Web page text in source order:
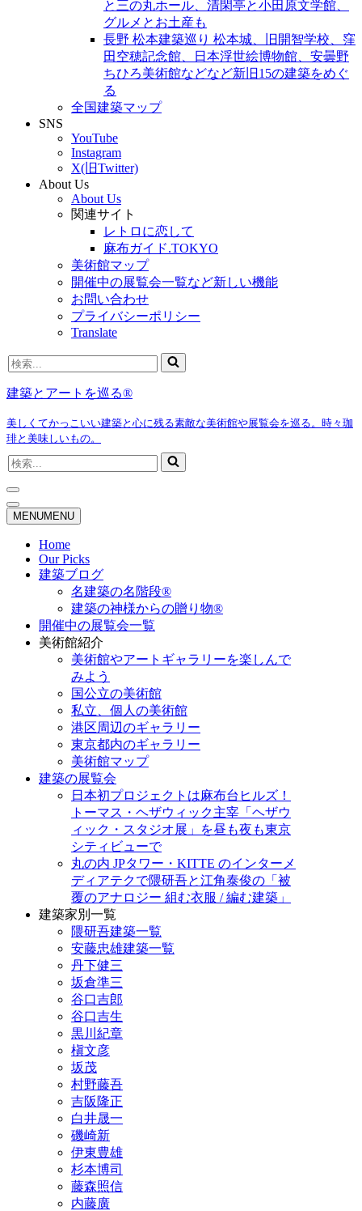
と三の丸ホール、清閑亭と小田原文学館、
グルメとお土産も
長野 松本建築巡り 松本城、旧開智学校、窪
田空穂記念館、日本浮世絵博物館、安曇野
ちひろ美術館などなど新旧15の建築をめぐ
る
全国建築マップ
SNS
YouTube
Instagram
X(旧Twitter)
About Us
About Us
関連サイト
レトロに恋して
麻布ガイド.TOKYO
美術館マップ
開催中の展覧会一覧など新しい機能
お問い合わせ
プライバシーポリシー
Translate
検
索...
建築とアートを巡る®
美しくてかっこいい建築と心に残る素敵な美術館や展覧会を巡る。時々珈
琲と美味しいもの。
検
索...
ナ
ビ
ゲ
ナ
ビ
MENUMENU
Home
Our Picks
建築ブログ
名建築の名階段®
建築の神様からの贈り物®
開催中の展覧会一覧
美術館紹介
美術館やアートギャラリーを楽しんで
みよう
国公立の美術館
私立、個人の美術館
港区周辺のギャラリー
東京都内のギャラリー
美術館マップ
建築の展覧会
日本初プロジェクトは麻布台ヒルズ！
トーマス・ヘザウィック主宰「ヘザウ
ィック・スタジオ展」を昼も夜も東京
シティビューで
丸の内 JPタワー・KITTE のインターメ
ディアテクで隈研吾と江角泰俊の「被
覆のアナロジー 組む衣服 / 編む建築」
建築家別一覧
隈研吾建築一覧
安藤忠雄建築一覧
丹下健三
坂倉準三
谷口吉郎
谷口吉生
黒川紀章
槇文彦
坂茂
村野藤吾
吉阪隆正
白井晟一
磯崎新
伊東豊雄
杉本博司
藤森照信
内藤廣